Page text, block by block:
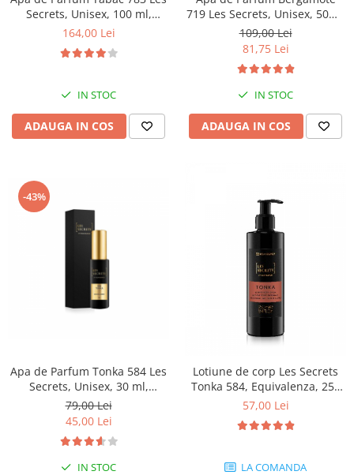
Secrets, Unisex, 100 ml,
Equivalenza
164,00 Lei
IN STOC
ADAUGA IN COS
719 Les Secrets, Unisex, 50ml,
Equivalenza
109,00 Lei
81,75 Lei
IN STOC
ADAUGA IN COS
-43%
Apa de Parfum Tonka 584 Les
Secrets, Unisex, 30 ml,
Equivalenza
79,00 Lei
45,00 Lei
IN STOC
Lotiune de corp Les Secrets
Tonka 584, Equivalenza, 250
ml
57,00 Lei
LA COMANDA